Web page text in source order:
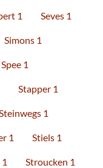
1 Seves 1
Simons 1
Spee 1
Stapper 1
1
1 Stiels 1
Stroucken 1